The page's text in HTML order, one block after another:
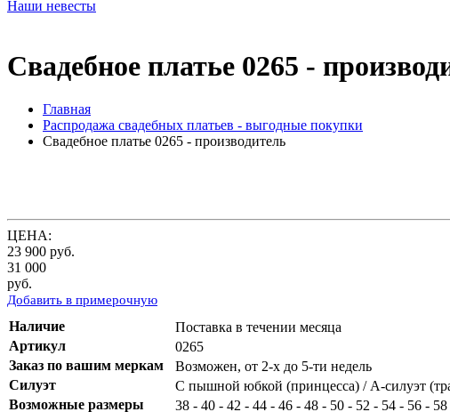
Наши невесты
Свадебное платье 0265 -
Главная
Распродажа свадебных платьев - выгодные покупки
Свадебное платье 0265 - производитель
ЦЕНА:
23 900 руб.
31 000
руб.
Добавить в примерочную
Наличие
Поставка в течении месяца
Артикул
0265
Заказ по вашим меркам
Возможен, от 2-х до 5-ти недель
Силуэт
С пышной юбкой (принцесса) / А-силуэт
Возможные размеры
38 - 40 - 42 - 44 - 46 - 48 - 50 - 52 - 54 - 56 -